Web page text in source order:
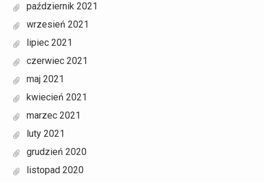
październik 2021
wrzesień 2021
lipiec 2021
czerwiec 2021
maj 2021
kwiecień 2021
marzec 2021
luty 2021
grudzień 2020
listopad 2020